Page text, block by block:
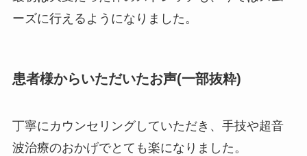
ーズに行えるようになりました。
患者様からいただいたお声(一部抜粋)
丁寧にカウンセリングしていただき、手技や超音
波治療のおかげでとても楽になりました。